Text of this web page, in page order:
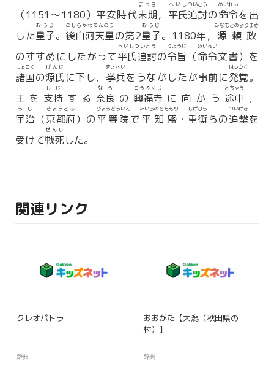
（1151〜1180）平安時代末期
まっき
， 平氏
へいし
追討
ついとう
の命令
めいれい
を出
した皇子
おうじ
。 後白河天皇
ごしらかわてんのう
の第2皇子
おうじ
。1180年， 源頼政
みなもとのよりまさ
のすすめにしたがって平氏追討
へいしついとう
の令旨
りょうじ
（命令
めいれい
文書）を
諸国
しょこく
の源氏
げんじ
に下し， 挙兵
きょへい
をうながしたが事前に発覚
はっかく
。
王を 支持
しじ
する 奈良
なら
の 興福寺
こうふくじ
に向かう 途中
とちゅう
，
宇治
うじ
（京都府
きょうとふ
）の平等院
びょうどういん
で平知盛
たいらのとももり
・ 重衡
しげひら
らの追撃
ついげき
を
受けて戦死
せんし
した。
関連リンク
クレオパトラ
辞典
おおがた【大潟（秋田県の
村）】
辞典